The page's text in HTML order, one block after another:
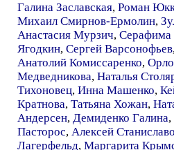
Галина Заславская, Роман
Михаил Смирнов-Ермолин,
Анастасия Мурзич, Серафима
Ягодкин, Сергей Варсонофьев
Анатолий Комиссаренко,
Медведникова, Наталья
Тихоновец, Инна Машенко,
Кратнова, Татьяна Хожан,
Андерсен, Демиденко Галина,
Пасторос, Алексей
Лагерфельд, Маргарита